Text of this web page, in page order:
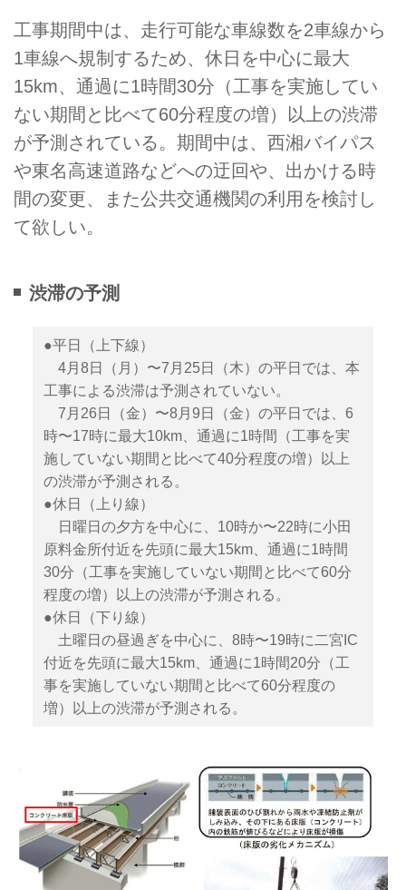
工事期間中は、走行可能な車線数を2車線から
1車線へ規制するため、休日を中心に最大
15km、通過に1時間30分（工事を実施してい
ない期間と比べて60分程度の増）以上の渋滞
が予測されている。期間中は、西湘バイパス
や東名高速道路などへの迂回や、出かける時
間の変更、また公共交通機関の利用を検討し
て欲しい。
渋滞の予測
●平日（上下線）
4月8日（月）〜7月25日（木）の平日では、本
工事による渋滞は予測されていない。
7月26日（金）〜8月9日（金）の平日では、6
時〜17時に最大10km、通過に1時間（工事を実
施していない期間と比べて40分程度の増）以上
の渋滞が予測される。
●休日（上り線）
日曜日の夕方を中心に、10時か〜22時に小田
原料金所付近を先頭に最大15km、通過に1時間
30分（工事を実施していない期間と比べて60分
程度の増）以上の渋滞が予測される。
●休日（下り線）
土曜日の昼過ぎを中心に、8時〜19時に二宮IC
付近を先頭に最大15km、通過に1時間20分（工
事を実施していない期間と比べて60分程度の
増）以上の渋滞が予測される。